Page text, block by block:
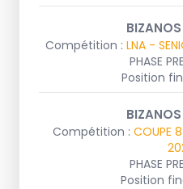
BIZANOS
Compétition : LNA -
PHASE
Position
BIZANOS
Compétition : COUPE
PHASE
Position